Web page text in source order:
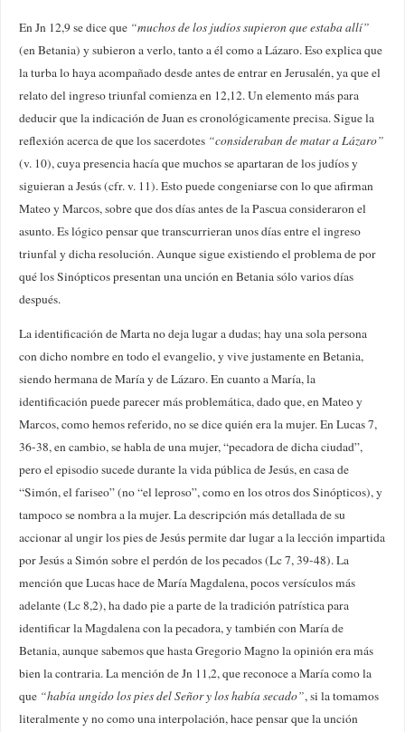
En Jn 12,9 se dice que “muchos de los judíos supieron que estaba allí”
(en Betania) y subieron a verlo, tanto a él como a Lázaro. Eso explica que
la turba lo haya acompañado desde antes de entrar en Jerusalén, ya que el
relato del ingreso triunfal comienza en 12,12. Un elemento más para
deducir que la indicación de Juan es cronológicamente precisa. Sigue la
reflexión acerca de que los sacerdotes “consideraban de matar a Lázaro”
(v. 10), cuya presencia hacía que muchos se apartaran de los judíos y
siguieran a Jesús (cfr. v. 11). Esto puede congeniarse con lo que afirman
Mateo y Marcos, sobre que dos días antes de la Pascua consideraron el
asunto. Es lógico pensar que transcurrieran unos días entre el ingreso
triunfal y dicha resolución. Aunque sigue existiendo el problema de por
qué los Sinópticos presentan una unción en Betania sólo varios días
después.
La identificación de Marta no deja lugar a dudas; hay una sola persona
con dicho nombre en todo el evangelio, y vive justamente en Betania,
siendo hermana de María y de Lázaro. En cuanto a María, la
identificación puede parecer más problemática, dado que, en Mateo y
Marcos, como hemos referido, no se dice quién era la mujer. En Lucas 7,
36-38, en cambio, se habla de una mujer, “pecadora de dicha ciudad”,
pero el episodio sucede durante la vida pública de Jesús, en casa de
“Simón, el fariseo” (no “el leproso”, como en los otros dos Sinópticos), y
tampoco se nombra a la mujer. La descripción más detallada de su
accionar al ungir los pies de Jesús permite dar lugar a la lección impartida
por Jesús a Simón sobre el perdón de los pecados (Lc 7, 39-48). La
mención que Lucas hace de María Magdalena, pocos versículos más
adelante (Lc 8,2), ha dado pie a parte de la tradición patrística para
identificar la Magdalena con la pecadora, y también con María de
Betania, aunque sabemos que hasta Gregorio Magno la opinión era más
bien la contraria. La mención de Jn 11,2, que reconoce a María como la
que “había ungido los pies del Señor y los había secado”, si la tomamos
literalmente y no como una interpolación, hace pensar que la unción